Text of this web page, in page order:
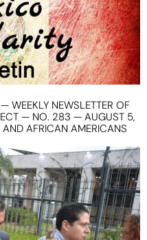
WEEKLY NEWSLETTER OF
— NO. 283 — AUGUST 5,
AFRICAN AMERICANS